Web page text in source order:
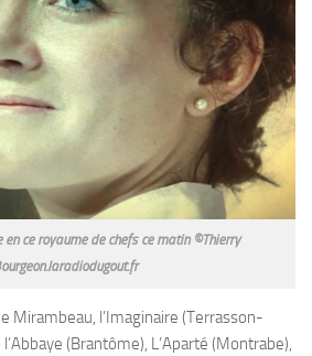
en ce royaume de chefs ce matin ©Thierry
Mirambeau, l’Imaginaire (Terrasson-
(Brantôme), L’Aparté (Montrabe),